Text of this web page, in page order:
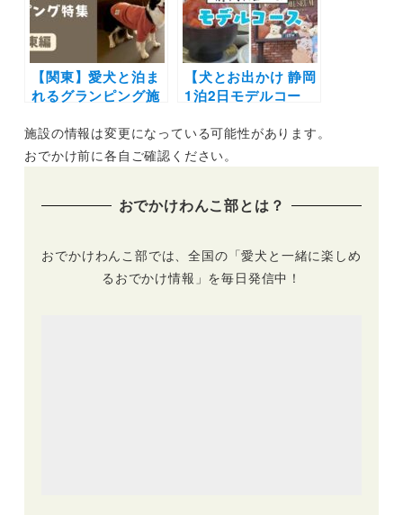
【関東】愛犬と泊ま
れるグランピング施
付きや愛犬用温泉付
き＆豪華BBQを楽し
【犬とお出かけ 静岡
1泊2日モデルコー
ルメや体験を堪能！
伊豆高原ビールうま
アム～小室山～プチ
プレミアム伊豆～グ
ラスマレライミュー
ジアム
施設の情報は変更になっている可能性があります。
おでかけ前に各自ご確認ください。
おでかけわんこ部とは？
おでかけわんこ部では、全国の「愛犬と一緒に楽しめ
るおでかけ情報」を毎日発信中！